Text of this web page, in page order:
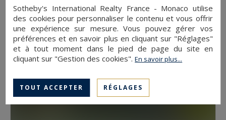
Sotheby's International Realty France - Monaco utilise
des cookies pour personnaliser le contenu et vous offrir
une expérience sur mesure. Vous pouvez gérer vos
préférences et en savoir plus en cliquant sur "Réglages"
et à tout moment dans le pied de page du site en
cliquant sur "Gestion des cookies".En savoir plus...
TOUT ACCEPTER RÉGLAGES